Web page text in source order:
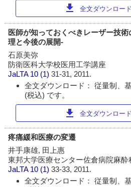
download 全文ダウンロー
医師が知っておくべきレーザー技
理と今後の展開-
石原美弥
防衛医科大学校医用工学講座
JaLTA 10 (1)31-31, 2011.
全文ダウンロード： 従量制、
(税込) です。
download 全文ダウンロー
疼痛緩和医療の変遷
井手康雄, 田上惠
東邦大学医療センター佐倉病院麻酔
JaLTA 10 (1)33-33, 2011.
全文ダウンロード： 従量制、